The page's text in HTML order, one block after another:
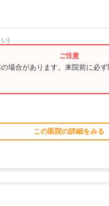
い)
場合があります。来院前に必ず
この医院の詳細をみる